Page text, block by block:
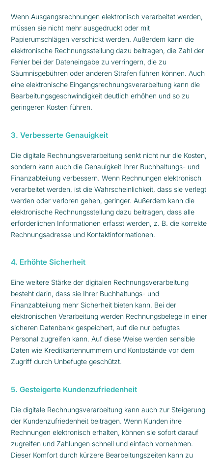
Wenn Ausgangsrechnungen elektronisch verarbeitet werden,
müssen sie nicht mehr ausgedruckt oder mit
Papierumschlägen verschickt werden. Außerdem kann die
elektronische Rechnungsstellung dazu beitragen, die Zahl der
Fehler bei der Dateneingabe zu verringern, die zu
Säumnisgebühren oder anderen Strafen führen können. Auch
eine elektronische Eingangsrechnungsverarbeitung kann die
Bearbeitungsgeschwindigkeit deutlich erhöhen und so zu
geringeren Kosten führen.
3. Verbesserte Genauigkeit
Die digitale Rechnungsverarbeitung senkt nicht nur die Kosten,
sondern kann auch die Genauigkeit Ihrer Buchhaltungs- und
Finanzabteilung verbessern. Wenn Rechnungen elektronisch
verarbeitet werden, ist die Wahrscheinlichkeit, dass sie verlegt
werden oder verloren gehen, geringer. Außerdem kann die
elektronische Rechnungsstellung dazu beitragen, dass alle
erforderlichen Informationen erfasst werden, z. B. die korrekte
Rechnungsadresse und Kontaktinformationen.
4. Erhöhte Sicherheit
Eine weitere Stärke der digitalen Rechnungsverarbeitung
besteht darin, dass sie Ihrer Buchhaltungs- und
Finanzabteilung mehr Sicherheit bieten kann. Bei der
elektronischen Verarbeitung werden Rechnungsbelege in einer
sicheren Datenbank gespeichert, auf die nur befugtes
Personal zugreifen kann. Auf diese Weise werden sensible
Daten wie Kreditkartennummern und Kontostände vor dem
Zugriff durch Unbefugte geschützt.
5. Gesteigerte Kundenzufriedenheit
Die digitale Rechnungsverarbeitung kann auch zur Steigerung
der Kundenzufriedenheit beitragen. Wenn Kunden ihre
Rechnungen elektronisch erhalten, können sie sofort darauf
zugreifen und Zahlungen schnell und einfach vornehmen.
Dieser Komfort durch kürzere Bearbeitungszeiten kann zu